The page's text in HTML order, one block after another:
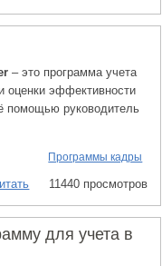
– это программа учета
оценки эффективности
помощью руководитель
Программы кадры
11440 просмотров
для учета в